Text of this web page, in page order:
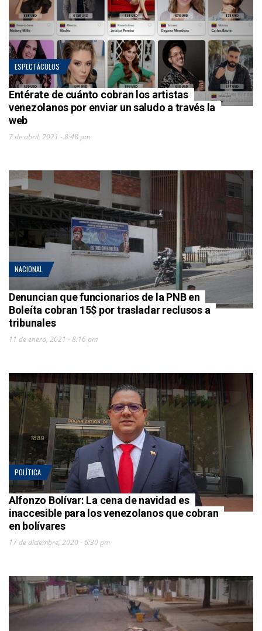
ESPECTÁCULOS
Entérate de cuánto cobran los artistas
venezolanos por enviar un saludo a través la
web
7 de abril, 2021 - 8:48 pm
NACIONAL
Denuncian que funcionarios de la PNB en
Boleíta cobran 15$ por trasladar reclusos a
tribunales
11 de enero, 2021 - 8:16 pm
POLÍTICA
Alfonzo Bolívar: La cena de navidad es
inaccesible para los venezolanos que cobran
en bolívares
17 de diciembre, 2020 - 6:30 pm